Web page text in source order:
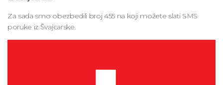
Za sada smo obezbedili broj 455 na koji možete slati SMS
poruke iz Švajcarske.